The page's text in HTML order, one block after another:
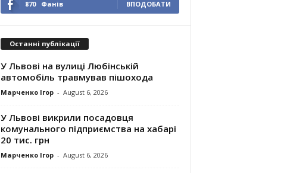
870 Фанів ВПОДОБАТИ
Останні публікації
У Львові на вулиці Любінській
автомобіль травмував пішохода
Марченко Ігор - August 6, 2026
У Львові викрили посадовця
комунального підприємства на хабарі
20 тис. грн
Марченко Ігор - August 6, 2026